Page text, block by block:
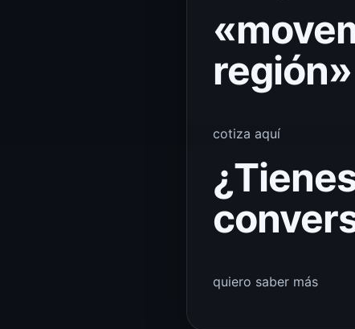
región»
cotiza aquí
quiero saber más